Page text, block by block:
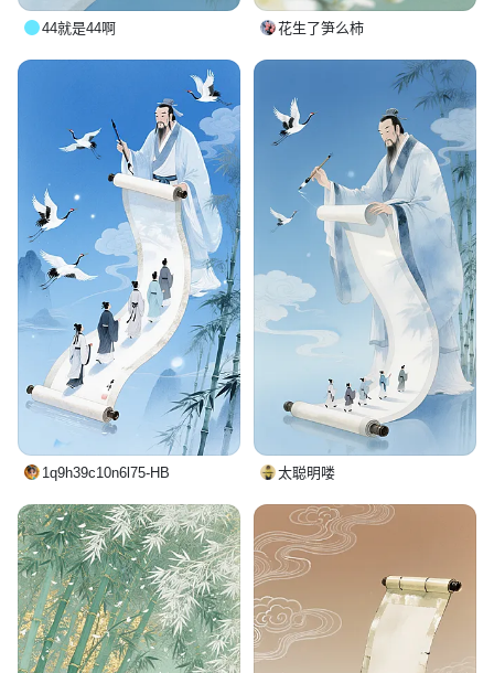
44就是44啊 花生了笋么柿
1q9h39c10n6l75-HB 太聪明喽